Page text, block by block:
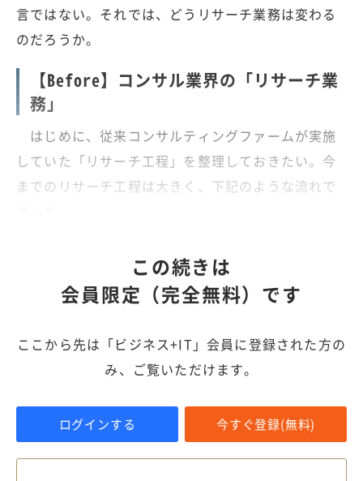
言ではない。それでは、どうリサーチ業務は変わる
のだろうか。
【Before】コンサル業界の「リサーチ業
務」
はじめに、従来コンサルティングファームが実施
していた「リサーチ工程」を整理しておきたい。今
までのリサーチ工程は大きく、下記のような流れで
この続きは
会員限定（完全無料）です
ここから先は「ビジネス+IT」会員に登録された方の
み、ご覧いただけます。
ログインする 今すぐ登録(無料)